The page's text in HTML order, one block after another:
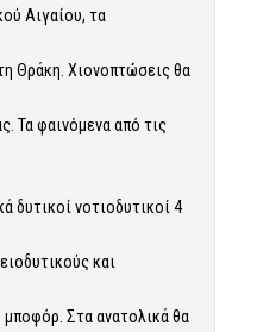
Αιγαίου, τα
Θράκη. Χιονοπτώσεις θα
Τα φαινόμενα από τις
δυτικοί νοτιοδυτικοί 4
και
μποφόρ. Στα ανατολικά θα